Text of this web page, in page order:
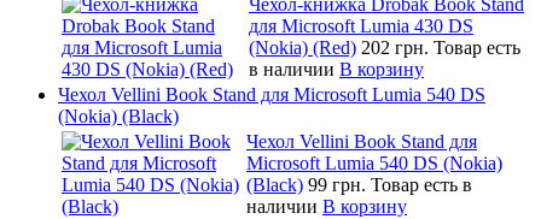
для Microsoft Lumia 430 DS
(Nokia) (Red) 202 грн. Товар есть
в наличии В корзину
Чехол Vellini Book Stand для Microsoft Lumia 540 DS
(Nokia) (Black)
Чехол Vellini Book Stand для
Microsoft Lumia 540 DS (Nokia)
(Black) 99 грн. Товар есть в
наличии В корзину